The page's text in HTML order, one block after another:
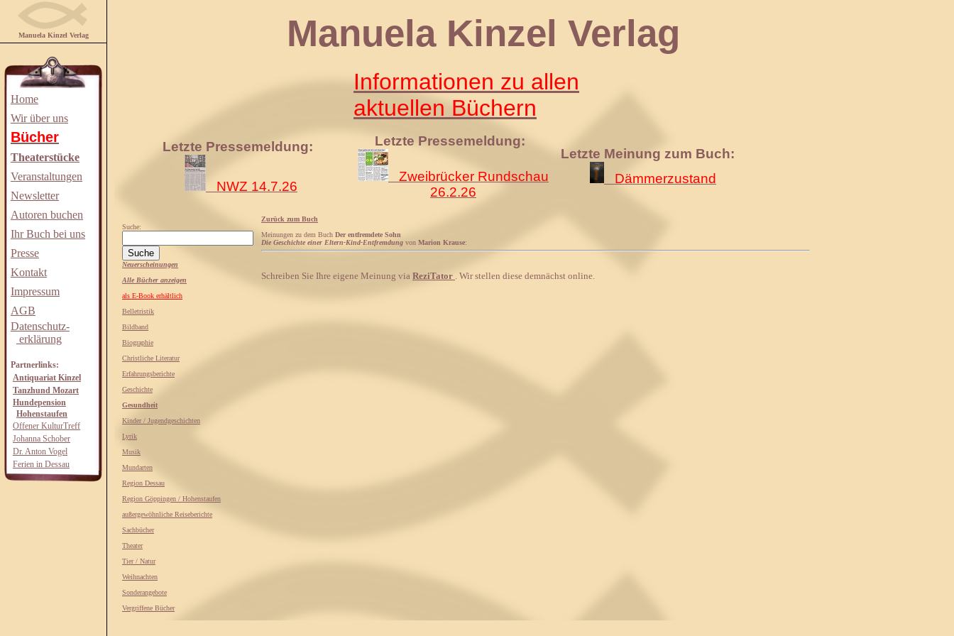
Manuela Kinzel Verlag
Home
Wir über uns
Bücher
Theaterstücke
Veranstaltungen
Newsletter
Autoren buchen
Ihr Buch bei uns
Presse
Kontakt
Impressum
AGB
Datenschutz-
erklärung
Partnerlinks:
Antiquariat Kinzel
Tanzhund Mozart
Hundepension
Hohenstaufen
Offener KulturTreff
Johanna Schober
Dr. Anton Vogel
Ferien in Dessau
Manuela Kinzel Verlag
Informationen zu allen
aktuellen Büchern
Letzte Pressemeldung:
NWZ 14.7.26
Letzte Pressemeldung:
Zweibrücker Rundschau
26.2.26
Letzte Meinung zum Buch:
Dämmerzustand
Suche:
Neuerscheinungen
Alle Bücher anzeigen
als E-Book erhältlich
Belletristik
Bildband
Biographie
Christliche Literatur
Erfahrungsberichte
Geschichte
Gesundheit
Kinder / Jugendgeschichten
Lyrik
Musik
Mundarten
Region Dessau
Region Göppingen / Hohenstaufen
außergewöhnliche Reiseberichte
Sachbücher
Theater
Tier / Natur
Weihnachten
Sonderangebote
Vergriffene Bücher
Zurück zum Buch
Meinungen zu dem Buch Der entfremdete Sohn
Die Geschichte einer Eltern-Kind-Entfremdung von Marion Krause:
Schreiben Sie Ihre eigene Meinung via ReziTator . Wir stellen diese demnächst online.